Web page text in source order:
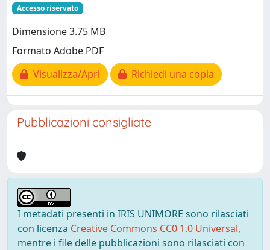
Accesso riservato
Dimensione 3.75 MB
Formato Adobe PDF
Visualizza/Apri
Richiedi una copia
Pubblicazioni consigliate
I metadati presenti in IRIS UNIMORE sono rilasciati
con licenza Creative Commons CC0 1.0 Universal,
mentre i file delle pubblicazioni sono rilasciati con